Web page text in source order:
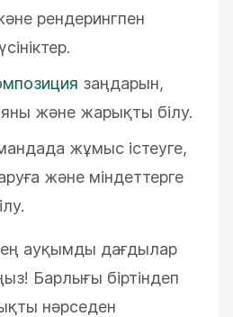
рендерингпен
заңдарын,
және жарықты білу.
жұмыс істеуге,
және міндеттерге
ауқымды дағдылар
Барлығы біртіндеп
нәрседен